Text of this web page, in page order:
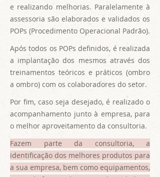
e realizando melhorias. Paralelamente à
assessoria são elaborados e validados os
POPs (Procedimento Operacional Padrão).
Após todos os POPs definidos, é realizada
a implantação dos mesmos através dos
treinamentos teóricos e práticos (ombro
a ombro) com os colaboradores do setor.
Por fim, caso seja desejado, é realizado o
acompanhamento junto à empresa, para
o melhor aproveitamento da consultoria.
Fazem parte da consultoria, a
identificação dos melhores produtos para
a sua empresa, bem como equipamentos,